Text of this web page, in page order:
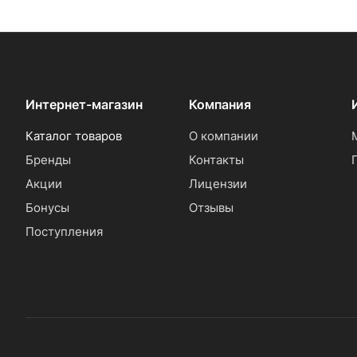
Интернет-магазин
Каталог товаров
Бренды
Акции
Бонусы
Поступления
Компания
О компании
Контакты
Лицензии
Отзывы